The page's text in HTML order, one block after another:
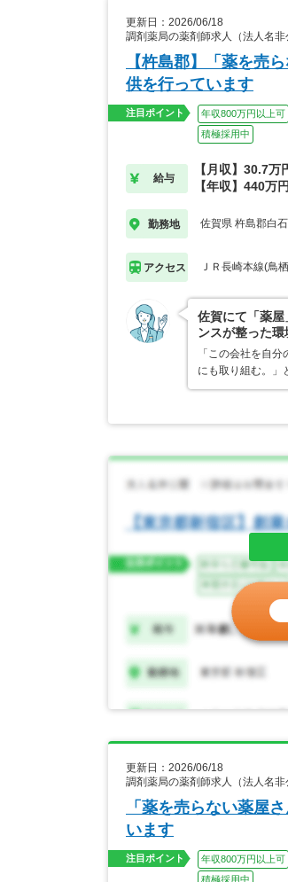
更新日：2026/06/18
調剤薬局の薬剤師求人（法人名
【杵島郡】「薬を売
供を行っています
注目ポイント 年収800万円以上可
積極採用中
給与
【月収】30.7万
【年収】440万
勤務地 佐賀県 杵島郡白
アクセス ＪＲ長崎本線(鳥
佐賀にて「薬
ンスが整った環
「この会社を自
にも取り組む。」
更新日：2026/06/18
調剤薬局の薬剤師求人（法人名
「薬を売らない薬屋
います
注目ポイント 年収800万円以上可
積極採用中